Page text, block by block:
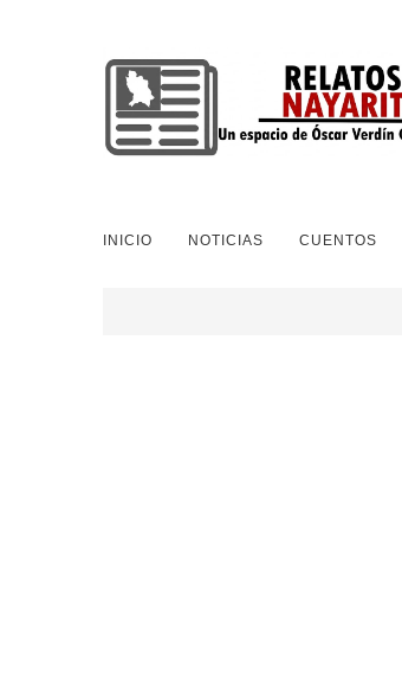
INICIO NOTICIAS CUENTOS